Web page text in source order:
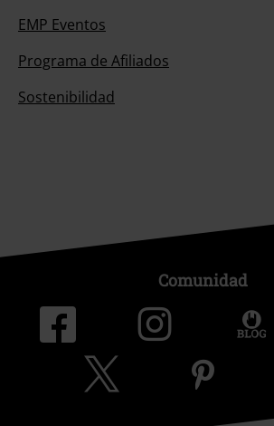
EMP Eventos
Programa de Afiliados
Sostenibilidad
Comunidad